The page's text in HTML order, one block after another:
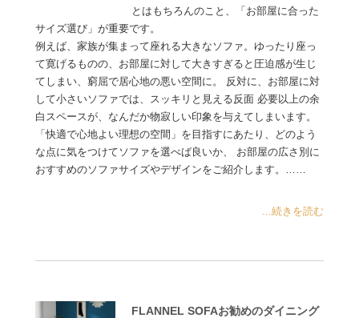
とはもちろんのこと、「お部屋に合った
サイズ選び」が重要です。
例えば、家族が集まって座れる大きなソファ。ゆったり座っ
て寛げるものの、お部屋に対して大きすぎると圧迫感が生じ
てしまい、窮屈で居心地の悪い空間に。 反対に、お部屋に対
して小さいソファでは、スッキリと見える反面 必要以上の余
白スペースが、なんだか物寂しい印象を与えてしまいます。
「快適で心地よい理想の空間」を目指すにあたり、どのよう
な点に気をつけてソファを選べば良いか、 お部屋の広さ別に
おすすめのソファサイズやデザインをご紹介します。……
...続きを読む
FLANNEL SOFAお勧めのダイニング